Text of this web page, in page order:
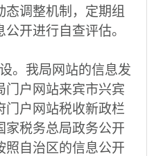
态调整机制，定期组
开进行自查评估。
。我局网站的信息发
门户网站来宾市兴宾
门户网站税收新政栏
家税务总局政务公开
照自治区的信息公开